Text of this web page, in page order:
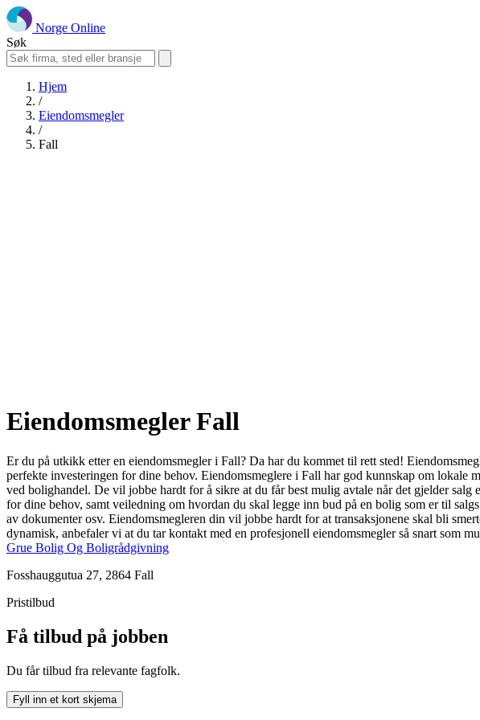
Norge Online
Søk
Hjem
/
Eiendomsmegler
/
Fall
Eiendomsmegler Fall
Er du på utkikk etter en eiendomsmegler i Fall? Da har du kommet til rett sted!
perfekte investeringen for dine behov. Eiendomsmeglere i Fall har god kunnskap om
ved bolighandel. De vil jobbe hardt for å sikre at du får best mulig avtale når det gjelder
for dine behov, samt veiledning om hvordan du skal legge inn bud på en bolig som er til
av dokumenter osv. Eiendomsmegleren din vil jobbe hardt for at transaksjonene skal bli
dynamisk, anbefaler vi at du tar kontakt med en profesjonell eiendomsmegler så snart som
Grue Bolig Og Boligrådgivning
Fosshauggutua 27, 2864 Fall
Pristilbud
Få tilbud på jobben
Du får tilbud fra relevante fagfolk.
Fyll inn et kort skjema